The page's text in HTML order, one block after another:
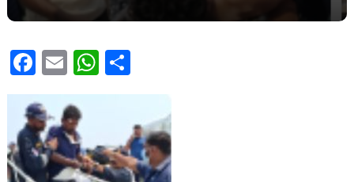
Facebook
Email WhatsApp